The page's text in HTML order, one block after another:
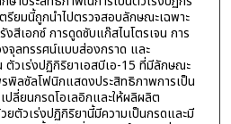
รียมนี้ถูกนำไปตรวจสอบลักษณะเฉพาะ
สีเอกซ์ การดูดซับแก๊สไนโตรเจน การ
จุลทรรศน์แบบส่องกราด และ
วเร่งปฏิกิริยาเอสบีเอ-15 ที่มีลักษณะ
พิลซัลโฟนิกแสดงประสิทธิภาพการเป็น
ปลี่ยนกรดโอเลอิกและให้ผลิผลิต
ยตัวเร่งปฏิกิริยานี้มีความเป็นกรดและมี